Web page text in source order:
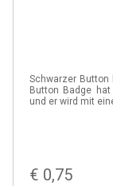
Schwarzer Button
Button Badge
und er wird mit
€ 0,75